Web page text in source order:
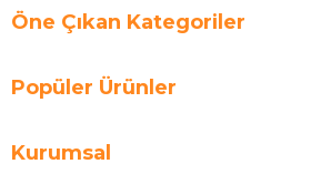
Öne Çıkan Kategoriler
Popüler Ürünler
Kurumsal